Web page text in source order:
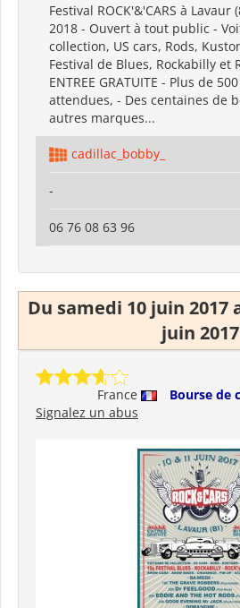
Festival ROCK'&'CARS à
2018 - Ouvert à tout public -
collection, US cars, Rods,
Festival de Blues, Rockabilly et
ENTREE GRATUITE - Plus de
attendues, - Des centaines de
autres marques...
cadillac_bobby_
-
06 76 08 63 96
Du samedi 10 juin 2017
juin 2017
France
Bourse de
Signalez un abus